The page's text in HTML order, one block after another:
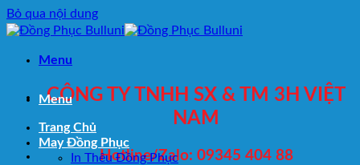
Bỏ qua nội dung
Menu
CÔNG TY TNHH SX & TM 3H VIỆT
NAM
Hotline/Zalo: 09345 404 88
Menu
Trang Chủ
May Đồng Phục
In Thêu Đồng Phục